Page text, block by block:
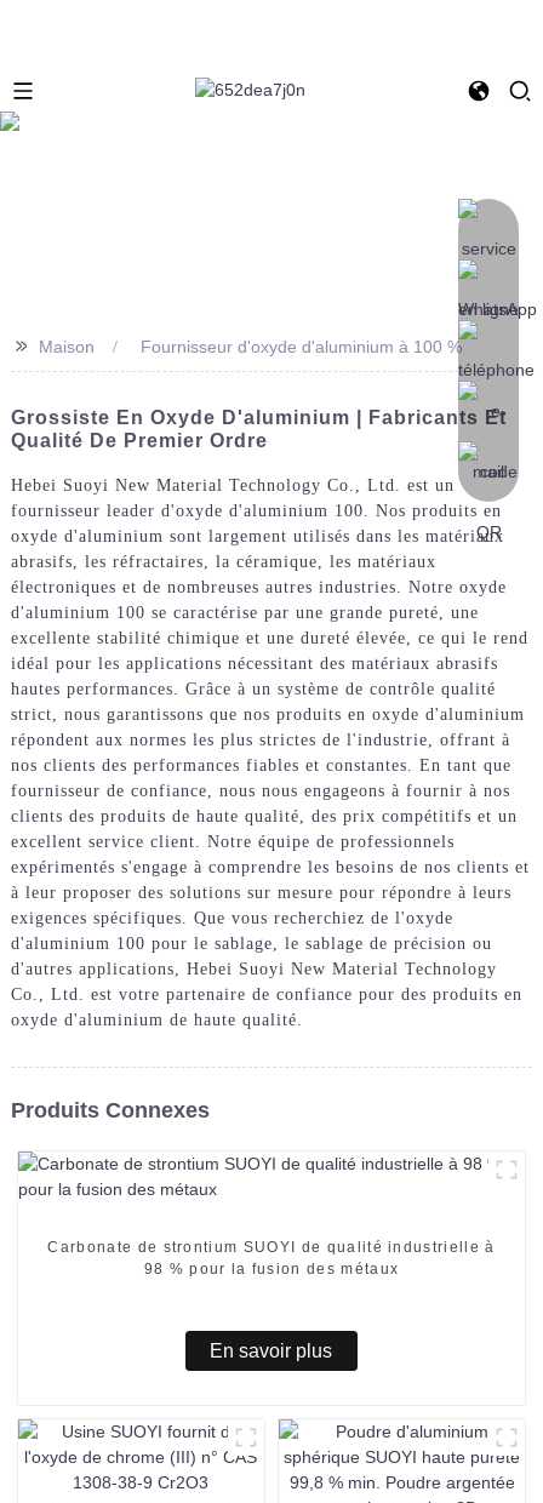
>> Maison Fournisseur d'oxyde d'aluminium à 100 %
Grossiste En Oxyde D'aluminium | Fabricants Et
Qualité De Premier Ordre
Hebei Suoyi New Material Technology Co., Ltd. est un
fournisseur leader d'oxyde d'aluminium 100. Nos produits en
oxyde d'aluminium sont largement utilisés dans les matériaux
abrasifs, les réfractaires, la céramique, les matériaux
électroniques et de nombreuses autres industries. Notre oxyde
d'aluminium 100 se caractérise par une grande pureté, une
excellente stabilité chimique et une dureté élevée, ce qui le rend
idéal pour les applications nécessitant des matériaux abrasifs
hautes performances. Grâce à un système de contrôle qualité
strict, nous garantissons que nos produits en oxyde d'aluminium
répondent aux normes les plus strictes de l'industrie, offrant à
nos clients des performances fiables et constantes. En tant que
fournisseur de confiance, nous nous engageons à fournir à nos
clients des produits de haute qualité, des prix compétitifs et un
excellent service client. Notre équipe de professionnels
expérimentés s'engage à comprendre les besoins de nos clients et
à leur proposer des solutions sur mesure pour répondre à leurs
exigences spécifiques. Que vous recherchiez de l'oxyde
d'aluminium 100 pour le sablage, le sablage de précision ou
d'autres applications, Hebei Suoyi New Material Technology
Co., Ltd. est votre partenaire de confiance pour des produits en
oxyde d'aluminium de haute qualité.
Produits Connexes
Carbonate de strontium SUOYI de qualité industrielle à
98 % pour la fusion des métaux
En savoir plus